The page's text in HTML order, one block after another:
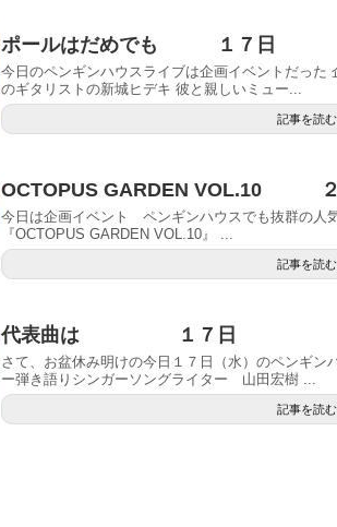
ポールはだめでも １７日
今日のペンギンハウスライブは企画イベントだった
のギタリストの新城ヒデキ 彼と親しいミュー...
記事を読む
OCTOPUS GARDEN VOL.10
今日は企画イベント ペンギンハウスでも抜群の
『OCTOPUS GARDEN VOL.10』 ...
記事を読む
代表曲は １７日
さて、お盆休み明けの今日１７日（水）のペンギ
ー弾き語りシンガーソングライター 山田宏樹 ...
記事を読む